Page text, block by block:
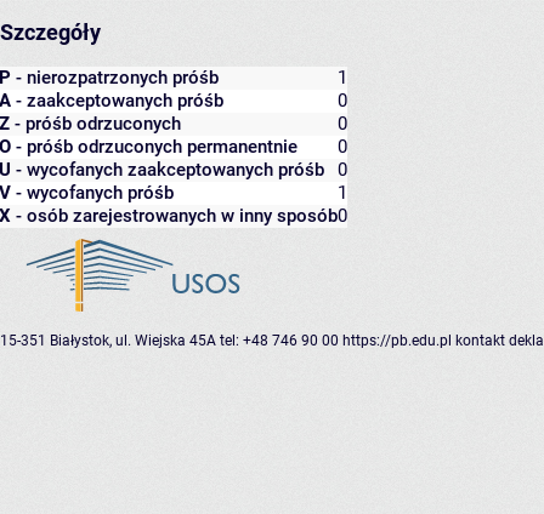
Szczegóły
P - nierozpatrzonych próśb
1
A - zaakceptowanych próśb
0
Z - próśb odrzuconych
0
O - próśb odrzuconych permanentnie
0
U - wycofanych zaakceptowanych próśb
0
V - wycofanych próśb
1
X - osób zarejestrowanych w inny sposób0
15-351 Białystok, ul. Wiejska 45A tel: +48 746 90 00 https://pb.edu.pl kontakt